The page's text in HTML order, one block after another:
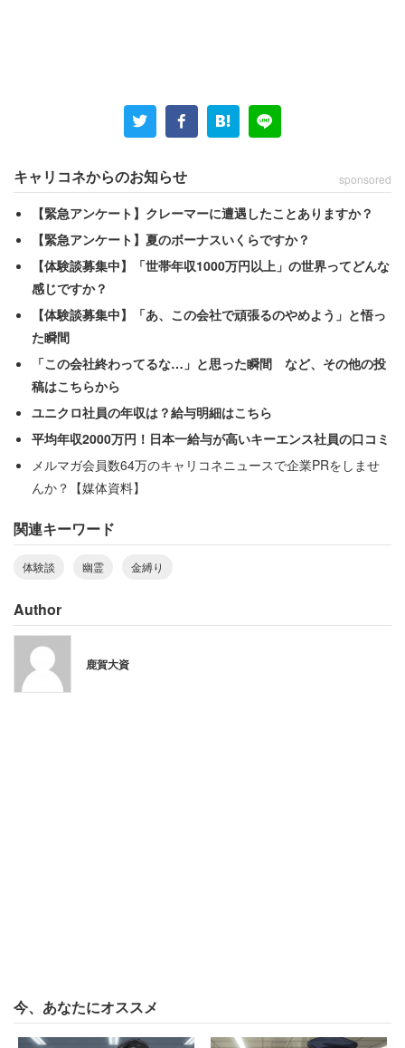
たと思います。いきなり金縛りのような状態に襲わ
れ、私の背後、特に後頭部に物凄い殺気を感じまし
た。本当は動けるのだけれど、それも出来ず。息を
するのも、瞬きをするのも怖かったほどです。それ
までに感じたことのない視線であり殺気でした」
身動きが取れずにいた女性の後ろには、室内に置いていた
低いソファーの先にある出窓の外から殺気を感じたとい
う。
「マンションの構造上、人が壁を伝ったり、よじ登
ったりできるものではなかったです。私はマネキン
人形のように固まって、息を殺しました。あまりの
怖さに、滴り落ちる汗を拭うことも出来なかったで
す。
それが3分なのか5分だったのか、どれくらいの時間
が経ったのかわからなかったです」
※キャリコネニュースでは引き続き「幽霊はいると思いま
キャリコネからのお知らせ sponsored
【緊急アンケート】クレーマーに遭遇したことありますか？
【緊急アンケート】夏のボーナスいくらですか？
【体験談募集中】「世帯年収1000万円以上」の世界ってどんな
感じですか？
【体験談募集中】「あ、この会社で頑張るのやめよう」と悟っ
た瞬間
「この会社終わってるな…」と思った瞬間 など、その他の投
稿はこちらから
ユニクロ社員の年収は？給与明細はこちら
平均年収2000万円！日本一給与が高いキーエンス社員の口コミ
メルマガ会員数64万のキャリコネニュースで企業PRをしませ
んか？【媒体資料】
関連キーワード
体験談 幽霊 金縛り
Author
鹿賀大資
今、あなたにオススメ